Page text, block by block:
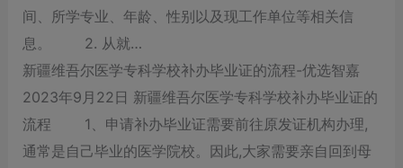
间、所学专业、年龄、性别以及现工作单位等相关信
息。 2. 从就…
新疆维吾尔医学专科学校补办毕业证的流程-优选智嘉
2023年9月22日 新疆维吾尔医学专科学校补办毕业证的
流程 1、申请补办毕业证需要前往原发证机构办理,
通常是自己毕业的医学院校。因此,大家需要亲自回到母